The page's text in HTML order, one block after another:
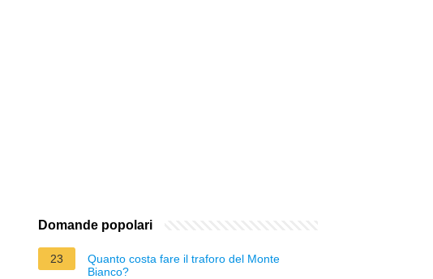
Domande popolari
23
Quanto costa fare il traforo del Monte
Bianco?